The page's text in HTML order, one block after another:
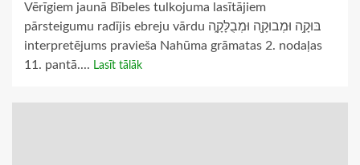
Vērīgiem jaunā Bībeles tulkojuma lasītājiem
pārsteigumu radījis ebreju vārdu בּוּקָ֥ה וּמְבוּקָ֖ה וּמְבֻלָּקָ֑ה
interpretējums pravieša Nahūma grāmatas 2. nodaļas
11. pantā.... Lasīt tālāk